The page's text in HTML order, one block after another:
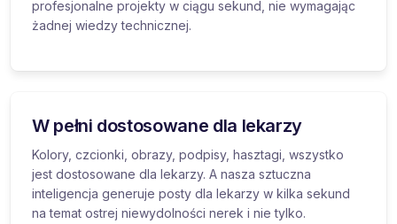
profesjonalne projekty w ciągu sekund, nie wymagając
żadnej wiedzy technicznej.
W pełni dostosowane dla lekarzy
Kolory, czcionki, obrazy, podpisy, hasztagi, wszystko
jest dostosowane dla lekarzy. A nasza sztuczna
inteligencja generuje posty dla lekarzy w kilka sekund
na temat ostrej niewydolności nerek i nie tylko.